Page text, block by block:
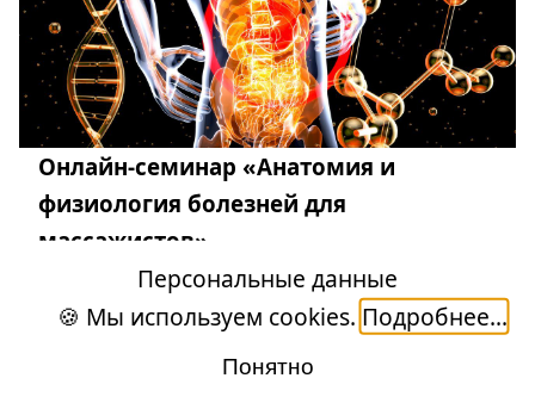
Онлайн-семинар «Анатомия и
физиология болезней для
массажистов»
Изучение новых массажных и около массажных
техник даёт ответ на вопрос «что делать?».
Однако, понимание, с чем имеешь дело и как до
Персональные данные
🍪 Мы используем cookies. Подробнее...
Понятно